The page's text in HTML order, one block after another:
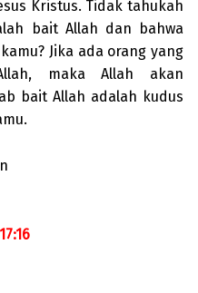
Kristus. Tidak tahukah
bait Allah dan bahwa
Jika ada orang yang
maka Allah akan
bait Allah adalah kudus